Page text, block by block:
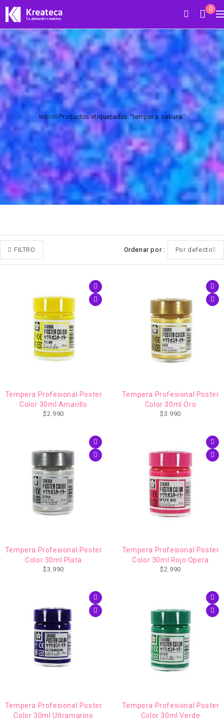
0
Inicio Productos etiquetados “tempera sakura”
FILTRO Ordenar por Por defecto
Tempera Profesional Poster
Color 30ml Amarillo
$2.990
Tempera Profesional Poster
Color 30ml Oro
$3.990
Tempera Profesional Poster
Color 30ml Plata
$3.990
Tempera Profesional Poster
Color 30ml Rojo Opera
$2.990
Tempera Profesional Poster
Color 30ml Ultramarino
Tempera Profesional Poster
Color 30ml Verde